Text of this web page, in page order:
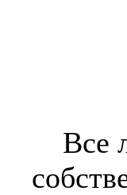
Все